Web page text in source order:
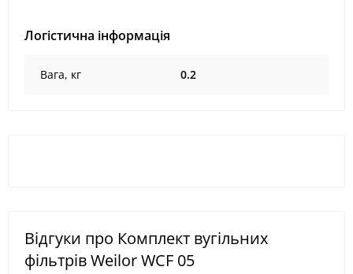
Логістична інформація
Вага, кг 0.2
Відгуки про Комплект вугільних
фільтрів Weilor WCF 05